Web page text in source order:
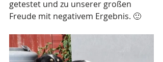
getestet und zu unserer großen
Freude mit negativem Ergebnis. 🙂